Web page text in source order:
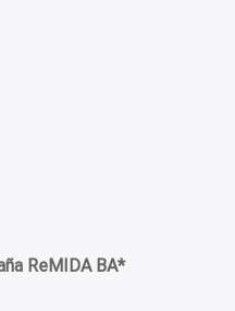
ReMIDA BA*